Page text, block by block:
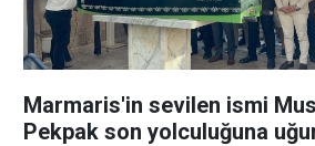
Marmaris'in sevilen ismi
Pekpak son yolculuğuna